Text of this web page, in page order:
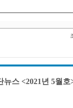
뉴스 <2021년 5월호